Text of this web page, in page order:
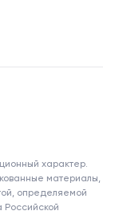
характер.
материалы,
определяемой
Российской